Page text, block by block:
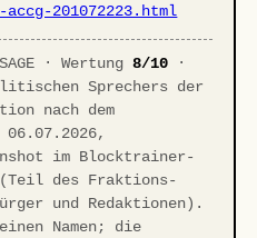
201072223.html
· Wertung8/10 ·
Sprechers der
nach dem
06.07.2026,
im Blocktrainer-
(Teil des Fraktions-
und Redaktionen).
Namen; die